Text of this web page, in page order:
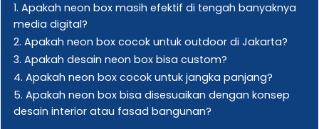
1. Apakah neon box masih efektif di tengah banyaknya
media digital?
2. Apakah neon box cocok untuk outdoor di Jakarta?
3. Apakah desain neon box bisa custom?
4. Apakah neon box cocok untuk jangka panjang?
5. Apakah neon box bisa disesuaikan dengan konsep
desain interior atau fasad bangunan?